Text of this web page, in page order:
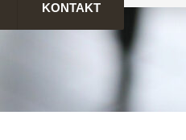
KONTAKT